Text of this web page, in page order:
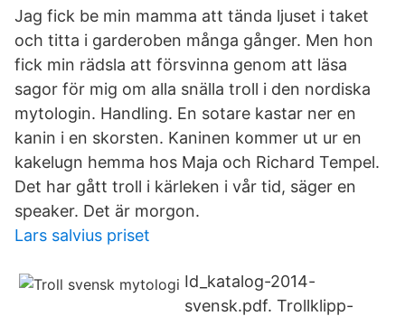
Jag fick be min mamma att tända ljuset i taket
och titta i garderoben många gånger. Men hon
fick min rädsla att försvinna genom att läsa
sagor för mig om alla snälla troll i den nordiska
mytologin. Handling. En sotare kastar ner en
kanin i en skorsten. Kaninen kommer ut ur en
kakelugn hemma hos Maja och Richard Tempel.
Det har gått troll i kärleken i vår tid, säger en
speaker. Det är morgon.
Lars salvius priset
Id_katalog-2014-
svensk.pdf. Trollklipp-